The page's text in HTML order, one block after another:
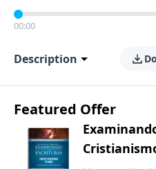
00:00
Description
Featured Offer